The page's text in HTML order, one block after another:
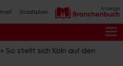
Stadtplan
» So stellt sich Köln auf den